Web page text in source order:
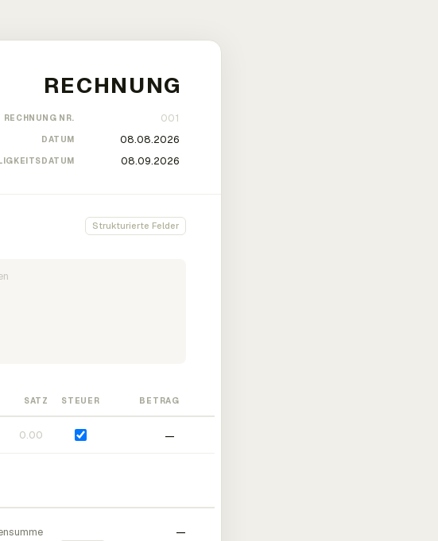
RECHNUNG NR.
DATUM
Strukturierte Felder
SATZ STEUER BETRAG
—
—